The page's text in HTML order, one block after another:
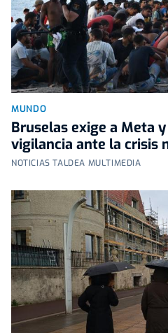
MUNDO
Bruselas exige a Meta
vigilancia ante la crisis
NOTICIAS TALDEA MULTIMEDIA